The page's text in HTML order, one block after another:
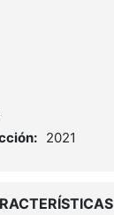
2021